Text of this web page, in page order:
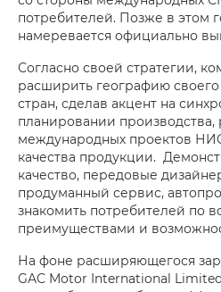
потребителей. Позже в этом
намеревается официально
Согласно своей стратегии,
расширить географию своего
стран, сделав акцент на
планировании производства,
международных проектов
качества продукции.
качество, передовые
продуманный сервис,
знакомить потребителей по
преимуществами и
На фоне расширяющегося
GAC Motor International